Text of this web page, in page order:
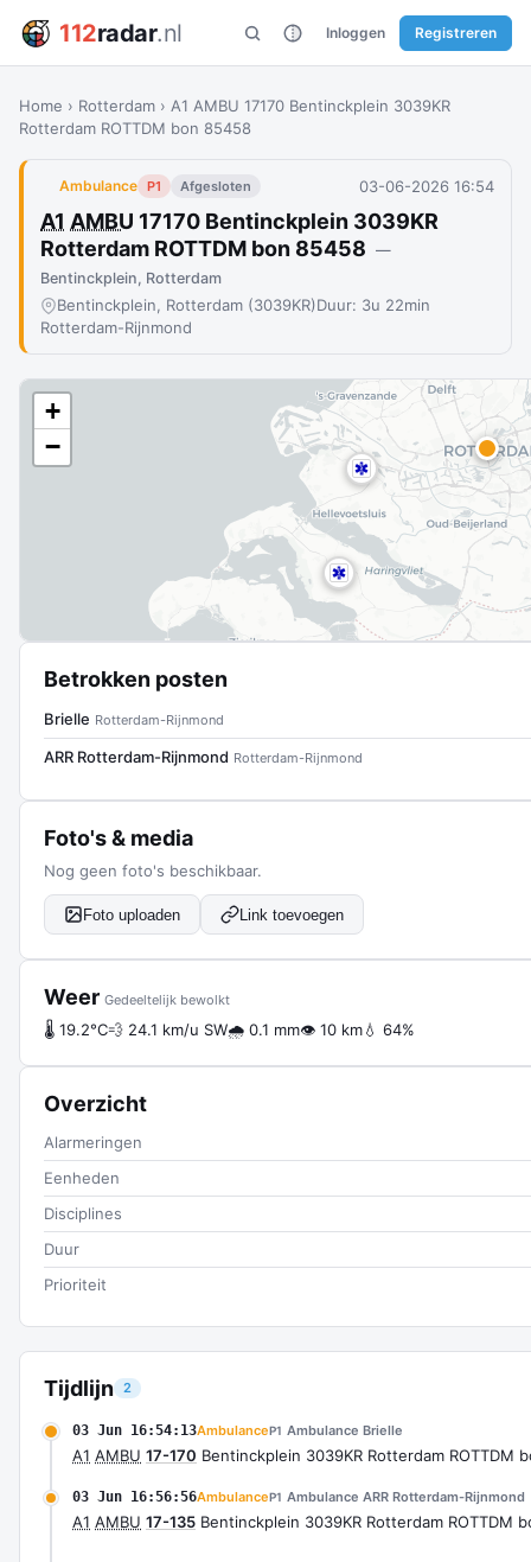
112radar.nl Inloggen Registreren
Home › Rotterdam › A1 AMBU 17170 Bentinckplein 3039KR
Rotterdam ROTTDM bon 85458
Ambulance P1 Afgesloten 03-06-2026 16:54
A1 AMBU 17170 Bentinckplein 3039KR
Rotterdam ROTTDM bon 85458 —
Bentinckplein, Rotterdam
Bentinckplein, Rotterdam (3039KR)Duur: 3u 22min
Rotterdam-Rijnmond
Tijdlijn 2
03 Jun 16:54:13AmbulanceP1 Ambulance Brielle
A1 AMBU 17-170 Bentinckplein 3039KR Rotterdam ROTTDM
03 Jun 16:56:56AmbulanceP1 Ambulance ARR Rotterdam-Rijnmond
A1 AMBU 17-135 Bentinckplein 3039KR Rotterdam ROTTDM
+
−
Betrokken posten
Brielle Rotterdam-Rijnmond
ARR Rotterdam-Rijnmond Rotterdam-Rijnmond
Foto's & media
Nog geen foto's beschikbaar.
Foto uploaden Link toevoegen
Weer Gedeeltelijk bewolkt
🌡 19.2°C💨 24.1 km/u SW🌧 0.1 mm👁 10 km💧 64%
Overzicht
Alarmeringen
Eenheden
Disciplines
Duur
Prioriteit